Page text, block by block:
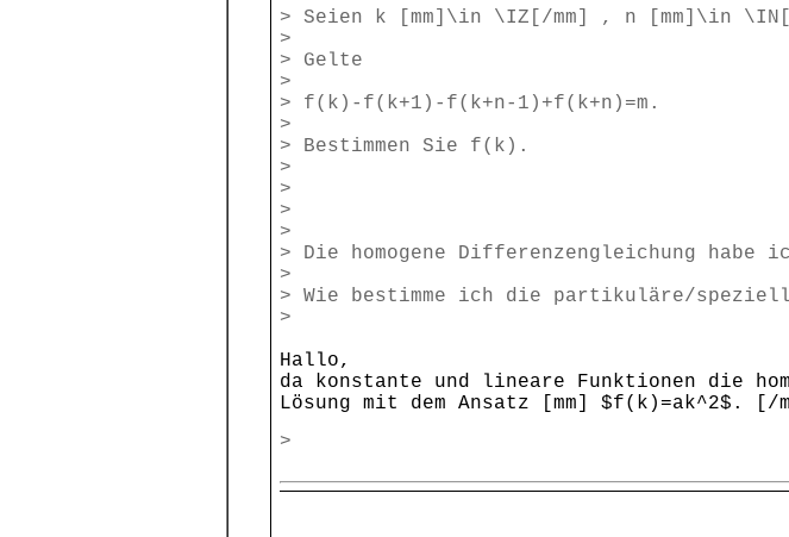
> Seien k [mm]\in \IZ[/mm] , n [mm]\in
>
> Gelte
>
> f(k)-f(k+1)-f(k+n-1)+f(k+n)=m.
>
> Bestimmen Sie f(k).
>
>
>
>
> Die homogene Differenzengleichung habe
>
> Wie bestimme ich die partikuläre/
>
Hallo,
da konstante und lineare Funktionen die
Lösung mit dem Ansatz [mm] $f(k)=ak^2$. [/
>